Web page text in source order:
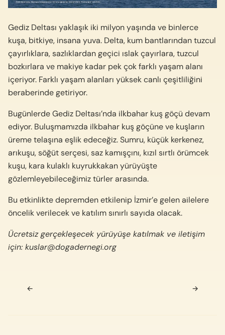
Gediz Deltası yaklaşık iki milyon yaşında ve binlerce
kuşa, bitkiye, insana yuva. Delta, kum bantlarından tuzcul
çayırlıklara, sazlıklardan geçici ıslak çayırlara, tuzcul
bozkırlara ve makiye kadar pek çok farklı yaşam alanı
içeriyor. Farklı yaşam alanları yüksek canlı çeşitliliğini
beraberinde getiriyor.
Bugünlerde Gediz Deltası’nda ilkbahar kuş göçü devam
ediyor. Buluşmamızda ilkbahar kuş göçüne ve kuşların
üreme telaşına eşlik edeceğiz. Sumru, küçük kerkenez,
arıkuşu, söğüt serçesi, saz kamışçını, kızıl sırtlı örümcek
kuşu, kara kulaklı kuyrukkakan yürüyüşte
gözlemleyebileceğimiz türler arasında.
Bu etkinlikte depremden etkilenip İzmir’e gelen ailelere
öncelik verilecek ve katılım sınırlı sayıda olacak.
Ücretsiz gerçekleşecek yürüyüşe katılmak ve iletişim
için: kuslar@dogadernegi.org
Navigasyon sonrası
← →